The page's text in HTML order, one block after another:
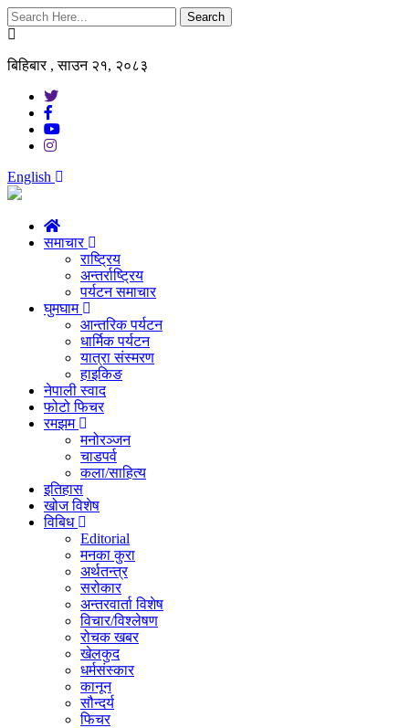
Search
बिहिबार , साउन २१, २०८३
English
समाचार
राष्ट्रिय
अन्तर्राष्ट्रिय
पर्यटन समाचार
घुमघाम
आन्तरिक पर्यटन
धार्मिक पर्यटन
यात्रा संस्मरण
हाइकिङ
नेपाली स्वाद
फोटो फिचर
रमझम
मनोरञ्जन
चाडपर्व
कला/साहित्य
इतिहास
खोज विशेष
विबिध
Editorial
मनका कुरा
अर्थतन्त्र
सरोकार
अन्तरवार्ता विशेष
विचार/विश्लेषण
रोचक खबर
खेलकुद
धर्मसंस्कार
कानून
सौन्दर्य
फिचर